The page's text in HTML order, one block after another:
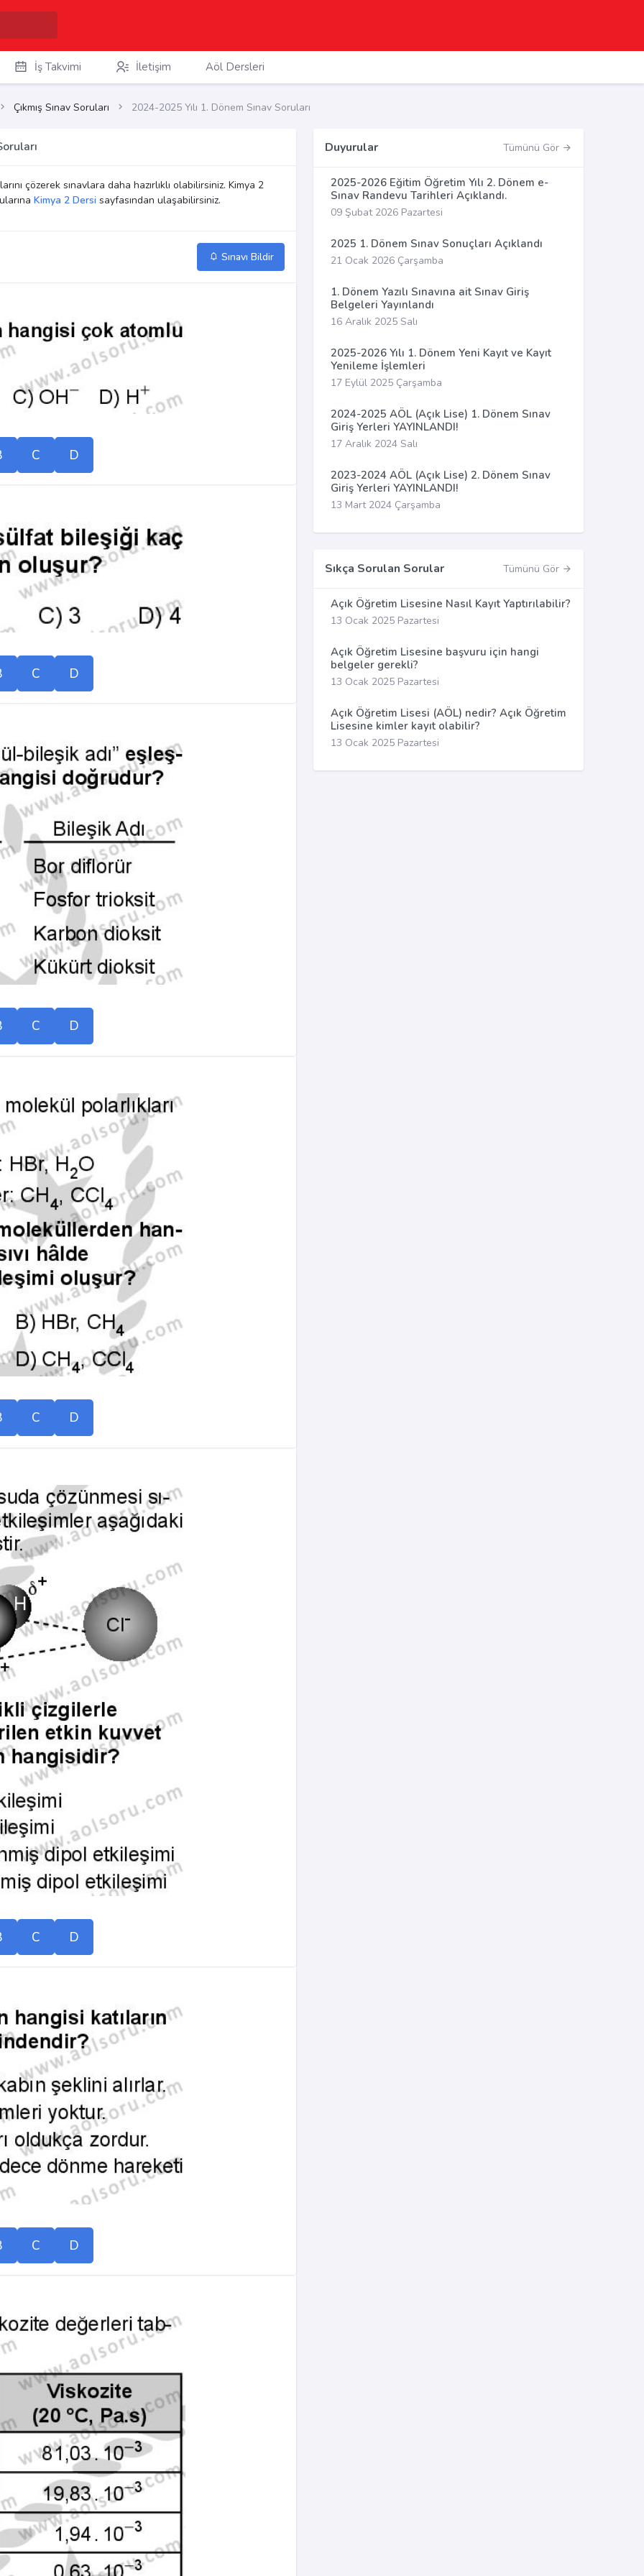
İş Takvimi İletişim Aöl Dersleri
Çıkmış Sınav Soruları 2024-2025 Yılı 1. Dönem Sınav Soruları
çözerek sınavlara daha hazırlıklı olabilirsiniz. Kimya 2
Kimya 2 Dersi sayfasından ulaşabilirsiniz.
Sınavı Bildir
C D
C D
C D
C D
C D
C D
Duyurular Tümünü Gör
2025-2026 Eğitim Öğretim Yılı 2. Dönem e-
Sınav Randevu Tarihleri Açıklandı.
09 Şubat 2026 Pazartesi
2025 1. Dönem Sınav Sonuçları Açıklandı
21 Ocak 2026 Çarşamba
1. Dönem Yazılı Sınavına ait Sınav Giriş
Belgeleri Yayınlandı
16 Aralık 2025 Salı
2025-2026 Yılı 1. Dönem Yeni Kayıt ve Kayıt
Yenileme İşlemleri
17 Eylül 2025 Çarşamba
2024-2025 AÖL (Açık Lise) 1. Dönem Sınav
Giriş Yerleri YAYINLANDI!
17 Aralık 2024 Salı
2023-2024 AÖL (Açık Lise) 2. Dönem Sınav
Giriş Yerleri YAYINLANDI!
13 Mart 2024 Çarşamba
Sıkça Sorulan Sorular Tümünü Gör
Açık Öğretim Lisesine Nasıl Kayıt Yaptırılabilir?
13 Ocak 2025 Pazartesi
Açık Öğretim Lisesine başvuru için hangi
belgeler gerekli?
13 Ocak 2025 Pazartesi
Açık Öğretim Lisesi (AÖL) nedir? Açık Öğretim
Lisesine kimler kayıt olabilir?
13 Ocak 2025 Pazartesi